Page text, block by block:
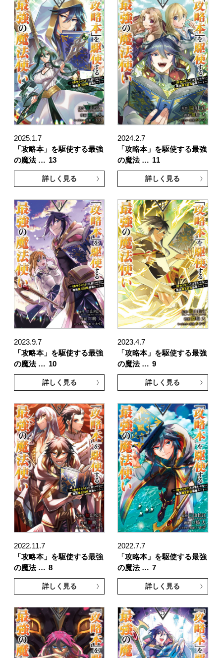
2025.1.7
「攻略本」を駆使する最強
の魔法 … 13
詳しく見る
2024.2.7
「攻略本」を駆使する最強
の魔法 … 11
詳しく見る
2023.9.7
「攻略本」を駆使する最強
の魔法 … 10
詳しく見る
2023.4.7
「攻略本」を駆使する最強
の魔法 … 9
詳しく見る
2022.11.7
「攻略本」を駆使する最強
の魔法 … 8
詳しく見る
2022.7.7
「攻略本」を駆使する最強
の魔法 … 7
詳しく見る